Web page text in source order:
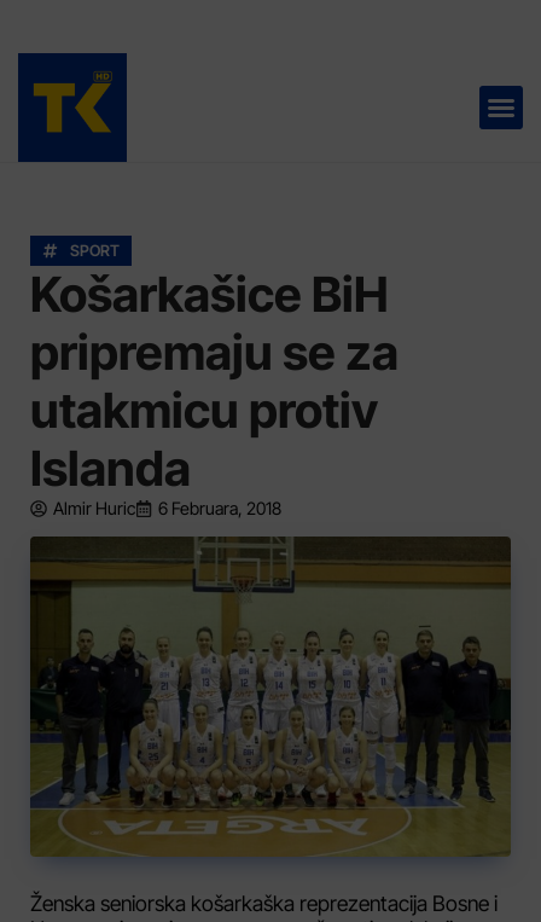
SPORT
Košarkašice BiH
pripremaju se za
utakmicu protiv
Islanda
Almir Huric 6 Februara, 2018
Ženska seniorska košarkaška reprezentacija Bosne i